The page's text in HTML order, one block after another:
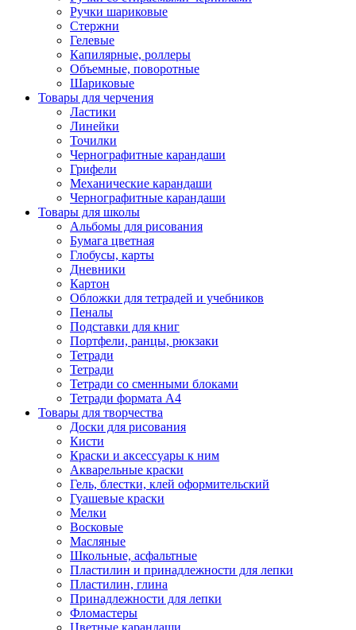
Ручки шариковые
Стержни
Гелевые
Капилярные, роллеры
Объемные, поворотные
Шариковые
Товары для черчения
Ластики
Линейки
Точилки
Чернографитные карандаши
Грифели
Механические карандаши
Чернографитные карандаши
Товары для школы
Альбомы для рисования
Бумага цветная
Глобусы, карты
Дневники
Картон
Обложки для тетрадей и учебников
Пеналы
Подставки для книг
Портфели, ранцы, рюкзаки
Тетради
Тетради
Тетради со сменными блоками
Тетради формата А4
Товары для творчества
Доски для рисования
Кисти
Краски и аксессуары к ним
Акварельные краски
Гель, блестки, клей оформительский
Гуашевые краски
Мелки
Восковые
Масляные
Школьные, асфальтные
Пластилин и принадлежности для лепки
Пластилин, глина
Принадлежности для лепки
Фломастеры
Цветные карандаши